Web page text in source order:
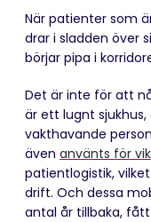
När patienter som
drar i sladden över
börjar pipa i
Det är inte för att
är ett lugnt sjukhus,
vakthavande
även använts för
patientlogistik,
drift. Och dessa
antal år tillbaka,